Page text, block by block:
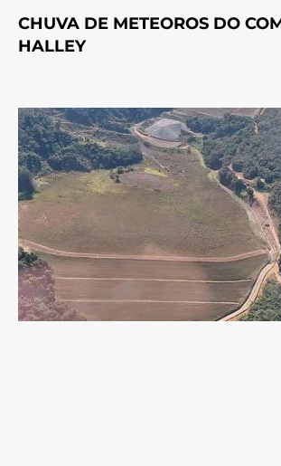
CHUVA DE METEOROS DO
HALLEY